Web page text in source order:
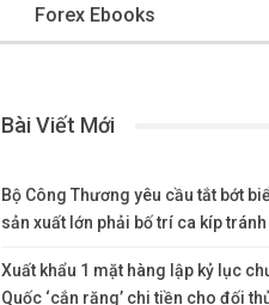
Forex Ebooks
Bài Viết Mới
Bộ Công Thương yêu cầu tắt bớt
sản xuất lớn phải bố trí ca kíp
Xuất khẩu 1 mặt hàng lập kỷ lục
Quốc ‘cắn răng’ chi tiền cho đối